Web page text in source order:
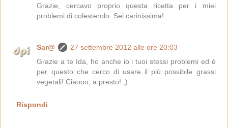
Grazie, cercavo proprio questa ricetta per i miei
problemi di colesterolo. Sei carinissima!
Sar@
27 settembre 2012 alle ore 20:03
Grazie a te Ida, ho anche io i tuoi stessi problemi ed è
per questo che cerco di usare il più possibile grassi
vegetali! Ciaooo, a presto! ;)
Rispondi